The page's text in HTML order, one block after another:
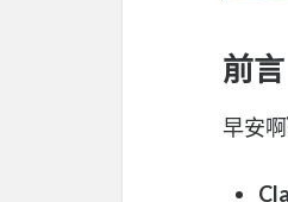
前
早安